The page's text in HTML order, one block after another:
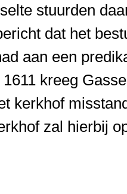
stuurden
dat het
aan een
kreeg
kerkhof
zal hierbij